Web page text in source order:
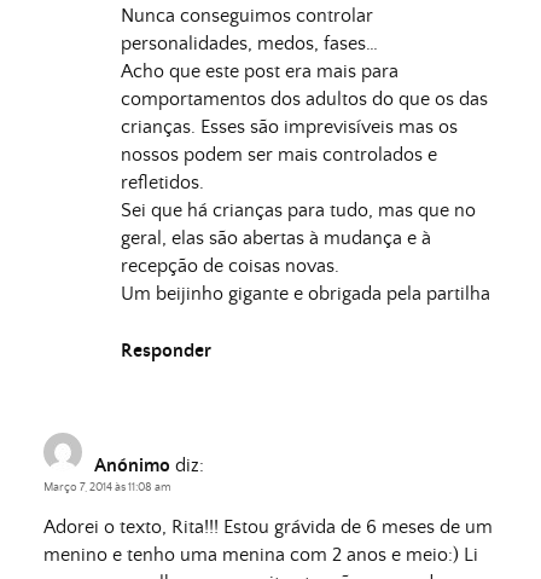
Nunca conseguimos controlar
personalidades, medos, fases…
Acho que este post era mais para
comportamentos dos adultos do que os das
crianças. Esses são imprevisíveis mas os
nossos podem ser mais controlados e
refletidos.
Sei que há crianças para tudo, mas que no
geral, elas são abertas à mudança e à
recepção de coisas novas.
Um beijinho gigante e obrigada pela partilha
Responder
Anónimo diz:
Março 7, 2014 às 11:08 am
Adorei o texto, Rita!!! Estou grávida de 6 meses de um
menino e tenho uma menina com 2 anos e meio:) Li